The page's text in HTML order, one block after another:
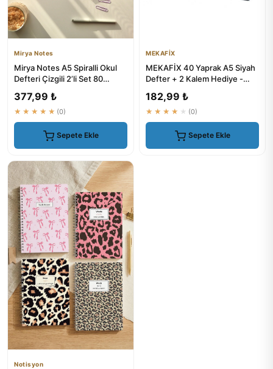
Mirya Notes
Mirya Notes A5 Spiralli Okul
Defteri Çizgili 2’li Set 80
377,99 ₺
★★★★★ (0)
Sepete Ekle
MEKAFİX
MEKAFİX 40 Yaprak A5 Siyah
Defter + 2 Kalem Hediye -
182,99 ₺
★★★★★ (0)
Sepete Ekle
Notisyon